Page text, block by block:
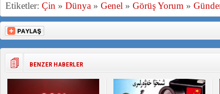
Etiketler: Çin » Dünya » Genel » Görüş Yorum »
BENZER HABERLER